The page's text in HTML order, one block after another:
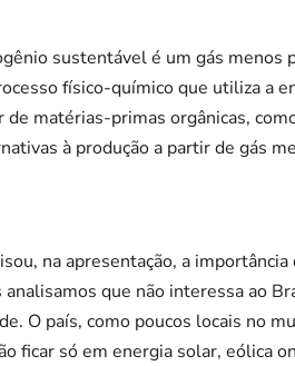
sustentável é um gás
físico-químico que utiliza a
de matérias-primas orgânicas,
à produção a partir de gás
na apresentação, a
analisamos que não interessa ao
O país, como poucos locais no
ficar só em energia solar, eólica